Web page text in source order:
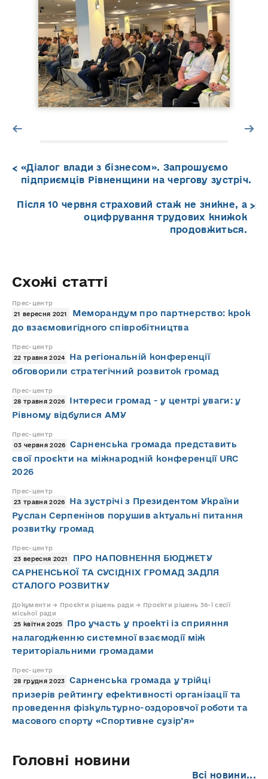
«Діалог влади з бізнесом». Запрошуємо
підприємців Рівненщини на чергову зустріч.
Після 10 червня страховий стаж не зникне, а
оцифрування трудових книжок
продовжиться.
Схожі статті
Прес-центр
21 вересня 2021
Меморандум про партнерство: крок
до взаємовигідного співробітництва
Прес-центр
22 травня 2024
На регіональній конференції
обговорили стратегічний розвиток громад
Прес-центр
28 травня 2026
Інтереси громад - у центрі уваги: у
Рівному відбулися АМУ
Прес-центр
03 червня 2026
Сарненська громада представить
свої проєкти на міжнародній конференції URC
2026
Прес-центр
23 травня 2026
На зустрічі з Президентом України
Руслан Серпенінов порушив актуальні питання
розвитку громад
Прес-центр
23 вересня 2021
ПРО НАПОВНЕННЯ БЮДЖЕТУ
САРНЕНСЬКОЇ ТА СУСІДНІХ ГРОМАД ЗАДЛЯ
СТАЛОГО РОЗВИТКУ
Документи → Проєкти рішень ради → Проєкти рішень 36-ї сесії
міської ради
25 квітня 2025
Про участь у проекті із сприяння
налагодженню системної взаємодії між
територіальними громадами
Прес-центр
28 грудня 2023
Сарненська громада у трійці
призерів рейтингу ефективності організації та
проведення фізкультурно-оздоровчої роботи та
масового спорту «Спортивне сузір’я»
Головні новини
Всі новини...